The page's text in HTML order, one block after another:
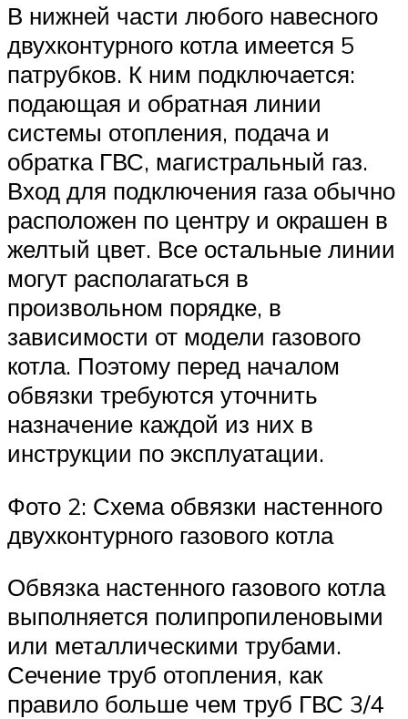
В нижней части любого навесного
двухконтурного котла имеется 5
патрубков. К ним подключается:
подающая и обратная линии
системы отопления, подача и
обратка ГВС, магистральный газ.
Вход для подключения газа обычно
расположен по центру и окрашен в
желтый цвет. Все остальные линии
могут располагаться в
произвольном порядке, в
зависимости от модели газового
котла. Поэтому перед началом
обвязки требуются уточнить
назначение каждой из них в
инструкции по эксплуатации.
Фото 2: Схема обвязки настенного
двухконтурного газового котла
Обвязка настенного газового котла
выполняется полипропиленовыми
или металлическими трубами.
Сечение труб отопления, как
правило больше чем труб ГВС 3/4